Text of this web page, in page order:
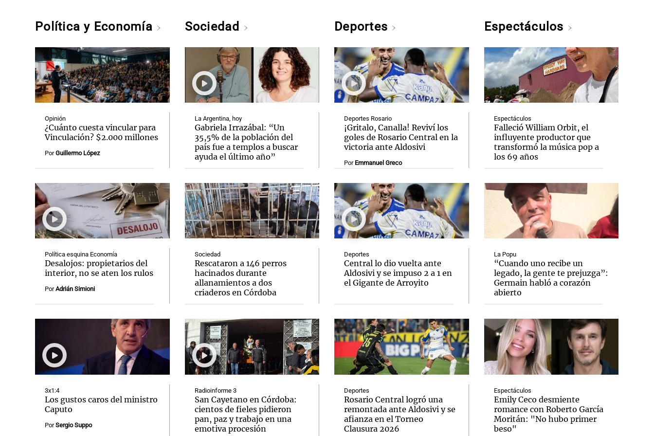
Política y Economía
Opinión
¿Cuánto cuesta vincular para
Vinculación? $2.000 millones
PorGuillermo López
Política esquina Economía
Desalojos: propietarios del
interior, no se aten los rulos
PorAdrián Simioni
3x1:4
Los gustos caros del ministro
Caputo
PorSergio Suppo
Sociedad
La Argentina, hoy
Gabriela Irrazábal: “Un
35,5% de la población del
país fue a templos a buscar
ayuda el último año”
Sociedad
Rescataron a 146 perros
hacinados durante
allanamientos a dos
criaderos en Córdoba
Radioinforme 3
San Cayetano en Córdoba:
cientos de fieles pidieron
pan, paz y trabajo en una
emotiva procesión
Deportes
Deportes Rosario
¡Gritalo, Canalla! Reviví los
goles de Rosario Central en la
victoria ante Aldosivi
Por Emmanuel Greco
Deportes
Central lo dio vuelta ante
Aldosivi y se impuso 2 a 1 en
el Gigante de Arroyito
Deportes
Rosario Central logró una
remontada ante Aldosivi y se
afianza en el Torneo
Clausura 2026
Espectáculos
Espectáculos
Falleció William Orbit, el
influyente productor que
transformó la música pop a
los 69 años
La Popu
“Cuando uno recibe un
legado, la gente te prejuzga”:
Germain habló a corazón
abierto
Espectáculos
Emily Ceco desmiente
romance con Roberto García
Moritán: "No hubo primer
beso"
Notas
El huracán de Arequito
Notas
Cadena 3 en Groenlandia
Notas